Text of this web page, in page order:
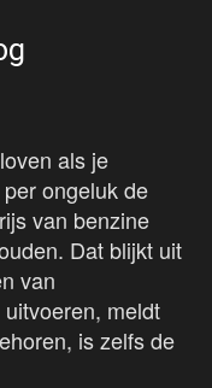
als je
ongeluk de
van benzine
Dat blijkt uit
van
meldt
is zelfs de